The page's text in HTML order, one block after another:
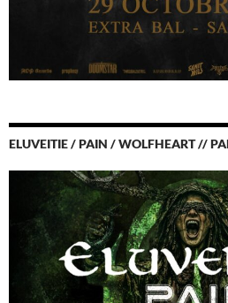
ELUVEITIE / PAIN / WOLFHEART //